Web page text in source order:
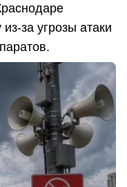
за угрозы атаки